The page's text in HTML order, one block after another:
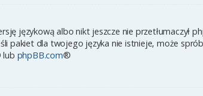
językową albo nikt jeszcze nie przetłumaczył
pakiet dla twojego języka nie istnieje, może
phpBB.com®